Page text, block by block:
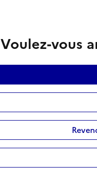
Voulez-vous